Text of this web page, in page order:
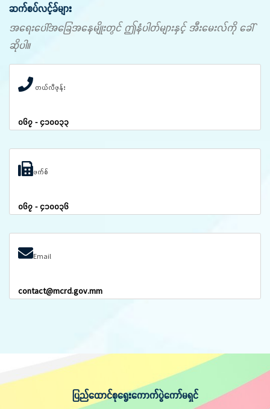
ဆက်စပ်လင့်ခ်များ
အရေးပေါ်အခြေအနေမျိုးတွင် ဤနံပါတ်များနှင့် အီးမေးလ်ကို ခေါ်
ဆိုပါ။
တယ်လီဖုန်း
၀၆၇ - ၄၁၀၀၃၃
ဖက်စ်
၀၆၇ - ၄၁၀၀၃၆
Email
contact@mcrd.gov.mm
ပြည်ထောင်စုရွေးကောက်ပွဲကော်မရှင်